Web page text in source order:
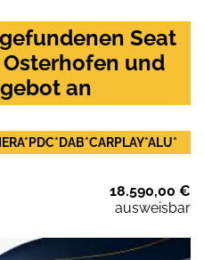
Seat
und
an
18.590,00 €
ausweisbar